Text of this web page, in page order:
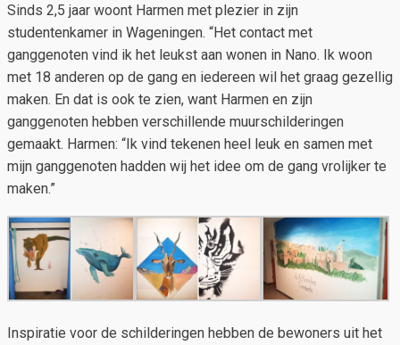
Sinds 2,5 jaar woont Harmen met plezier in zijn
studentenkamer in Wageningen. “Het contact met
ganggenoten vind ik het leukst aan wonen in Nano. Ik woon
met 18 anderen op de gang en iedereen wil het graag gezellig
maken. En dat is ook te zien, want Harmen en zijn
ganggenoten hebben verschillende muurschilderingen
gemaakt. Harmen: “Ik vind tekenen heel leuk en samen met
mijn ganggenoten hadden wij het idee om de gang vrolijker te
maken.”
Inspiratie voor de schilderingen hebben de bewoners uit het